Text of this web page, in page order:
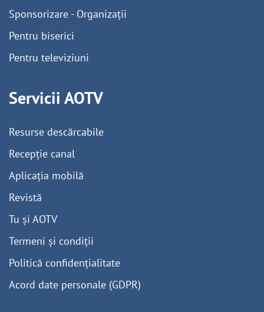
Sponsorizare - Organizații
Pentru biserici
Pentru televiziuni
Servicii AOTV
Resurse descărcabile
Recepție canal
Aplicația mobilă
Revistă
Tu și AOTV
Termeni și condiții
Politică confidențialitate
Acord date personale (GDPR)